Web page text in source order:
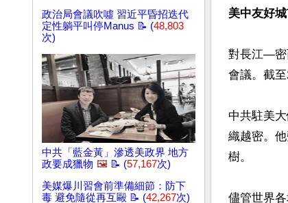
政治局會議吹噓 習近平昏招迭代
定性躺平叫停Manus 📝 (48,803
次)
中共「藍金黃」滲透美政界 地方
政要成獵物 🖼️ 📝 (57,167次)
美媒爆川習會前準備細節：防下
毒 避免隨從再互毆 📝 (42,267次)
美中友好
對長江—密
會議。截
中共駐美
織越密。
樹。
儘管世界